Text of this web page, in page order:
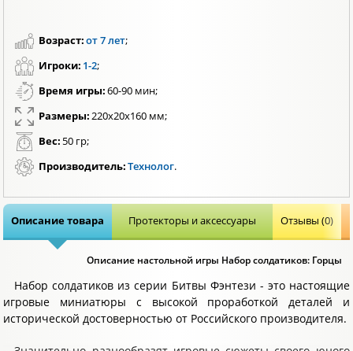
Возраст:от 7 лет;
Игроки: 1-2;
Время игры:60-90 мин;
Размеры:220x20x160 мм;
Вес: 50 гр;
Производитель:Технолог.
Описание товара Протекторы и аксессуары Отзывы (0)
Описание настольной игры Набор солдатиков: Горцы
Набор солдатиков из серии Битвы Фэнтези - это настоящие
игровые миниатюры с высокой проработкой деталей и
исторической достоверностью от Российского производителя.